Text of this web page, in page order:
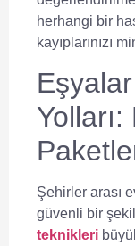
herhangi bir
kayıplarınızı
Şehirler arası
güvenli bir
teknikleri